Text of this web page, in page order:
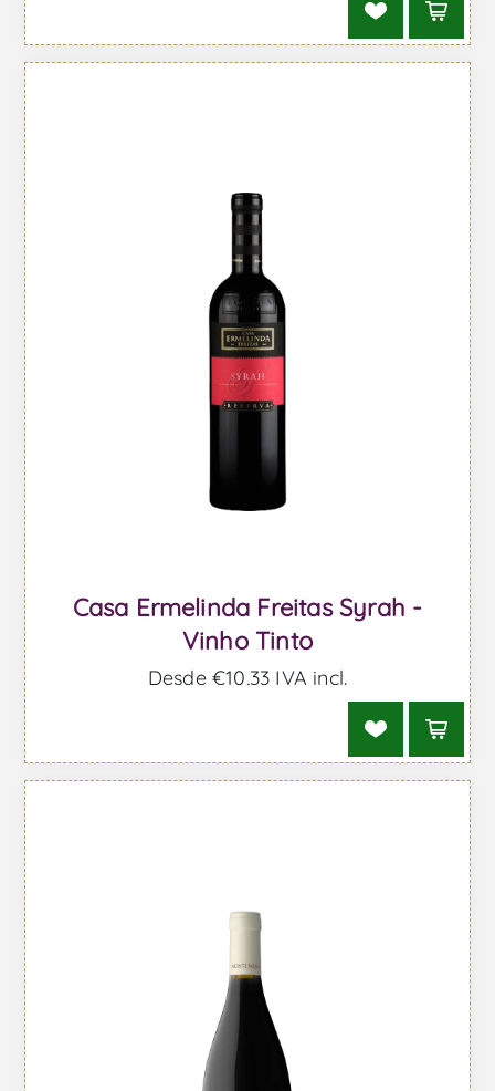
Casa Ermelinda Freitas Syrah -
Vinho Tinto
Desde €10,33 IVA incl.